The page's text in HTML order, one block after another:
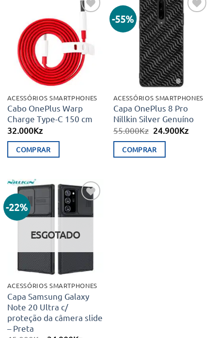
Adicionar
aos meus
desejos
ACESSÓRIOS SMARTPHONES
Cabo OnePlus Warp
Charge Type-C 150 cm
32.000Kz
COMPRAR
-55%
Adicionar
aos meus
desejos
ACESSÓRIOS SMARTPHONES
Capa OnePlus 8 Pro
Nillkin Silver Genuíno
55.000Kz O
original
era:
24.900KzO
COMPRAR
-22%
Adicionar
aos meus
ESGOTADO
ACESSÓRIOS SMARTPHONES
Capa Samsung Galaxy
Note 20 Ultra c/
proteção da câmera slide
– Preta